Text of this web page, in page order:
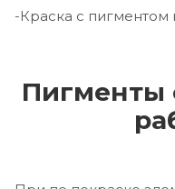
-Краска с пигментом
Пигменты